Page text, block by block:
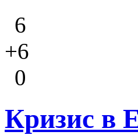
6
+6
0
Кризис в